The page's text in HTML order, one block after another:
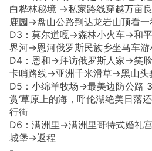
白桦林秘境 →私家路线穿越万亩
鹿园→盘山公路到达龙岩山顶看
D3：莫尔道嘎→森林小火车→和
界河→恩河俄罗斯民族乡坐马车游
D4：恩和→拜访俄罗斯人家→笑
卡哨路线→亚洲千米滑草→黑山头
D5：小绵羊牧场→最美边防公路
赏‘草原上的海，呼伦湖绝美日落
行街
D6：满洲里→满洲里哥特式婚礼
城堡→返程